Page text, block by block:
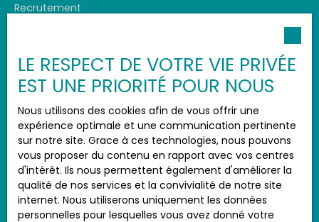
Recrutement
Mentions légales
Politique de confidentialité
Plan du site
Gérer les cookies
Propulsé par
LE RESPECT DE VOTRE VIE PRIVÉE
EST UNE PRIORITÉ POUR NOUS
Nous utilisons des cookies afin de vous offrir une
expérience optimale et une communication pertinente
sur notre site. Grace à ces technologies, nous pouvons
vous proposer du contenu en rapport avec vos centres
d'intérêt. Ils nous permettent également d'améliorer la
qualité de nos services et la convivialité de notre site
internet. Nous utiliserons uniquement les données
personnelles pour lesquelles vous avez donné votre